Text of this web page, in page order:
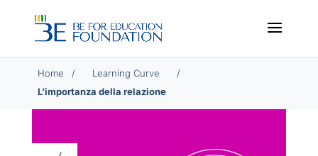
Home /
/
L’importanza della relazione